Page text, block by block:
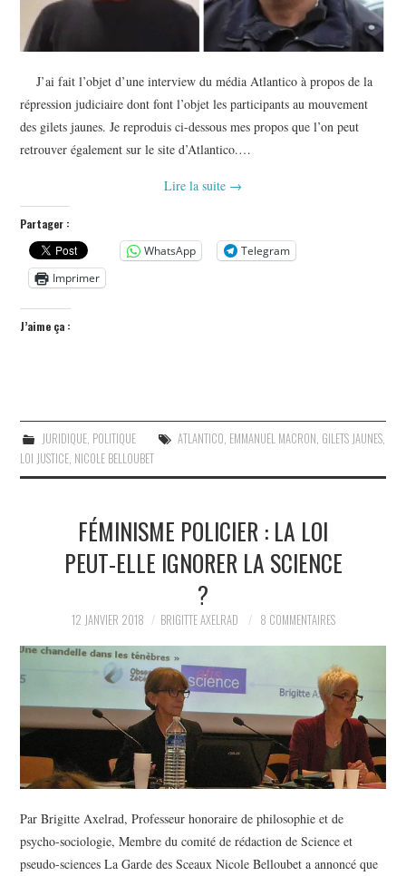
J’ai fait l’objet d’une interview du média Atlantico à propos de la
répression judiciaire dont font l’objet les participants au mouvement
des gilets jaunes. Je reproduis ci-dessous mes propos que l’on peut
retrouver également sur le site d’Atlantico.…
Lire la suite →
Partager :
WhatsApp
Telegram
Imprimer
J’aime ça :
JURIDIQUE, POLITIQUE ATLANTICO, EMMANUEL MACRON, GILETS JAUNES,
LOI JUSTICE, NICOLE BELLOUBET
FÉMINISME POLICIER : LA LOI
PEUT-ELLE IGNORER LA SCIENCE
?
12 JANVIER 2018 BRIGITTE AXELRAD 8 COMMENTAIRES
Par Brigitte Axelrad, Professeur honoraire de philosophie et de
psycho-sociologie, Membre du comité de rédaction de Science et
pseudo-sciences La Garde des Sceaux Nicole Belloubet a annoncé que